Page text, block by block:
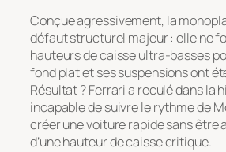
Conçue agressivement, la
défaut structurel majeur : elle ne
hauteurs de caisse ultra-basses
fond plat et ses suspensions ont
Résultat ? Ferrari a reculé dans la
incapable de suivre le rythme de
créer une voiture rapide sans être
d’une hauteur de caisse critique.